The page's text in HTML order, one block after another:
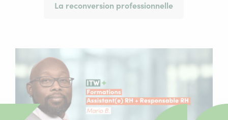
La reconversion professionnelle